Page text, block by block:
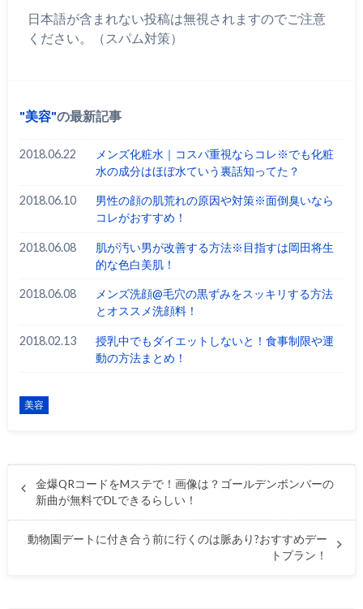
日本語が含まれない投稿は無視されますのでご注意
ください。（スパム対策）
美容 の最新記事
2018.06.22
メンズ化粧水｜コスパ重視ならコレ※でも化粧
水の成分はほぼ水ていう裏話知ってた？
2018.06.10
男性の顔の肌荒れの原因や対策※面倒臭いなら
コレがおすすめ！
2018.06.08
肌が汚い男が改善する方法※目指すは岡田将生
的な色白美肌！
2018.06.08
メンズ洗顔@毛穴の黒ずみをスッキリする方法
とオススメ洗顔料！
2018.02.13
授乳中でもダイエットしないと！食事制限や運
動の方法まとめ！
美容
金爆QRコードをMステで！画像は？ゴールデンボンバーの
新曲が無料でDLできるらしい！
動物園デートに付き合う前に行くのは脈あり?おすすめデー
トプラン！